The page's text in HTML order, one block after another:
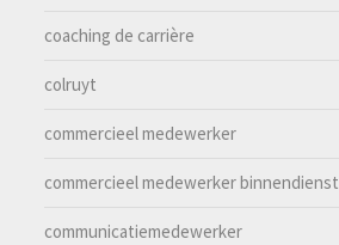
coaching de carrière
colruyt
commercieel medewerker
commercieel medewerker binnendienst
communicatiemedewerker